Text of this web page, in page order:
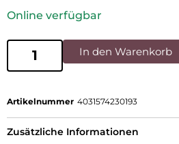
Online verfügbar
In den Warenkorb
Artikelnummer 4031574230193
Zusätzliche Informationen